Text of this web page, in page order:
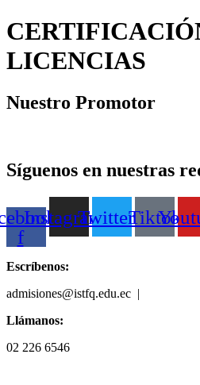
LICENCIAS
Nuestro Promotor
Síguenos en nuestras
f
InstagramTwitterTiktok
Escríbenos:
admisiones@istfq.edu.ec |
Llámanos:
02 226 6546